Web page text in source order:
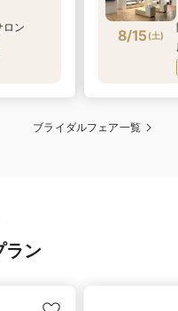
ロン
8/15(土)
ブライダルフェア一覧
ラン